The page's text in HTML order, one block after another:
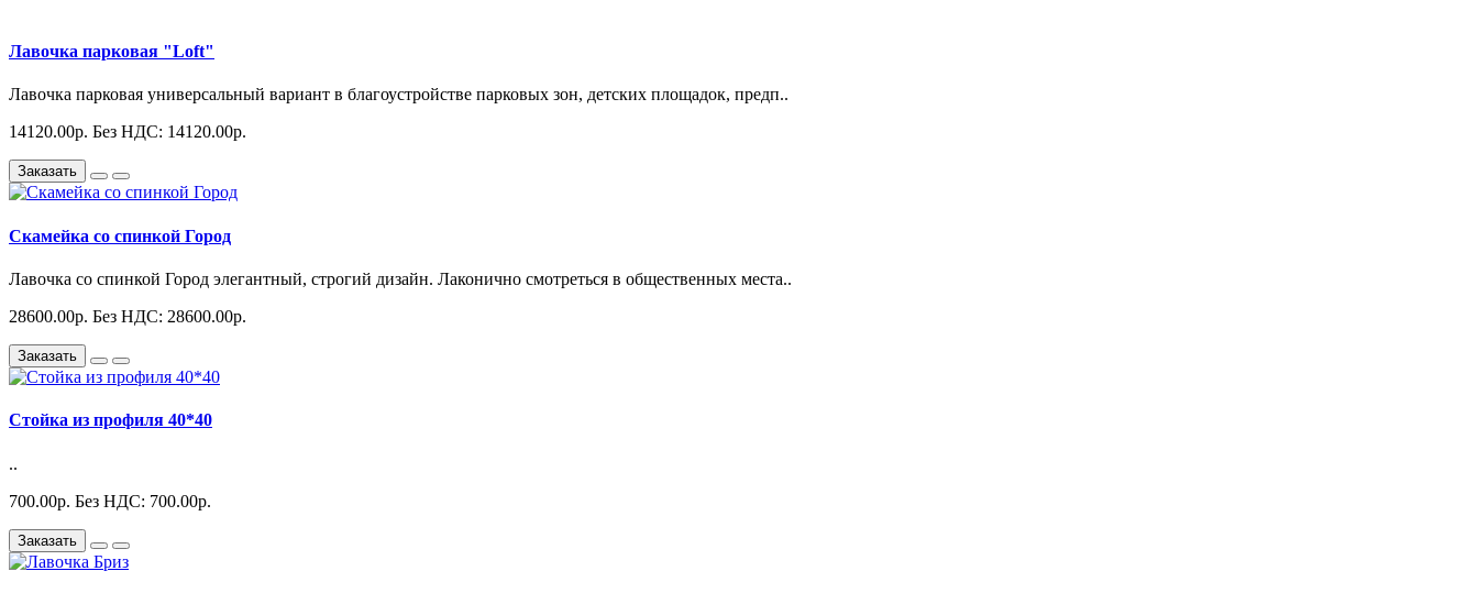
Лавочка парковая "Loft"
Лавочка парковая универсальный вариант в благоустройстве парковых зон, детских площадок, предп..
14120.00р. Без НДС: 14120.00р.
Заказать
Скамейка со спинкой Город
Лавочка со спинкой Город элегантный, строгий дизайн. Лаконично смотреться в общественных места..
28600.00р. Без НДС: 28600.00р.
Заказать
Стойка из профиля 40*40
..
700.00р. Без НДС: 700.00р.
Заказать